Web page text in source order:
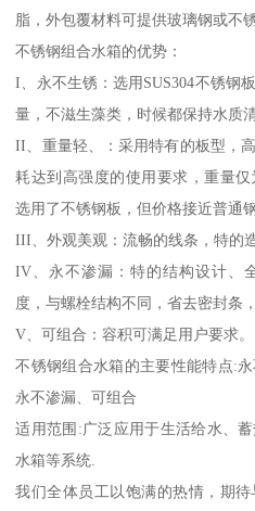
脂，外包覆材料可提供玻璃钢或不
不锈钢组合水箱的优势：
I、永不生锈：选用SUS304不锈钢
量，不滋生藻类，时候都保持水质清
II、重量轻、：采用特有的板型，
耗达到高强度的使用要求，重量
选用了不锈钢板，但价格接近普通
III、外观美观：流畅的线条，特的
IV、永不渗漏：特的结构设计、
度，与螺栓结构不同，省去密封条
V、可组合：容积可满足用户要求。
不锈钢组合水箱的主要性能特点:
永不渗漏、可组合
适用范围:广泛应用于生活给水、
水箱等系统.
我们全体员工以饱满的热情，期